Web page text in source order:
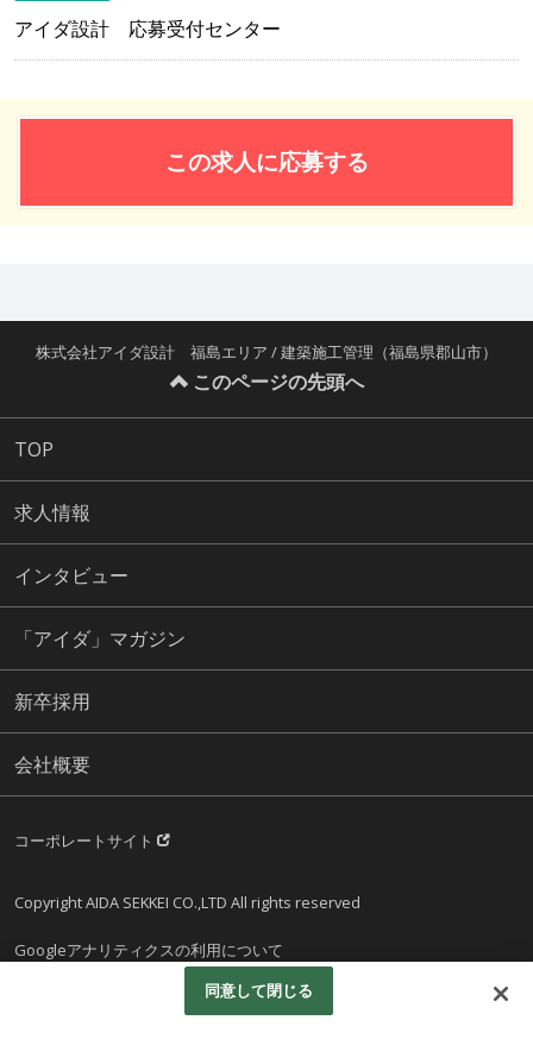
アイダ設計 応募受付センター
この求人に応募する
株式会社アイダ設計 福島エリア / 建築施工管理（福島県郡山市）
このページの先頭へ
TOP
求人情報
インタビュー
「アイダ」マガジン
新卒採用
会社概要
コーポレートサイト
Copyright AIDA SEKKEI CO.,LTD All rights reserved
Googleアナリティクスの利用について
同意して閉じる